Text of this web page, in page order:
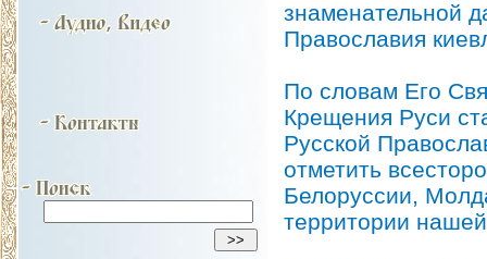
знаменательной
Православия
По словам Его
Крещения Руси
Русской
отметить
Белоруссии,
территории